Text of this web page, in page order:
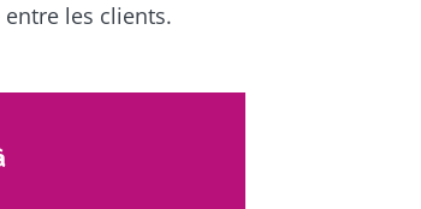
les clients.